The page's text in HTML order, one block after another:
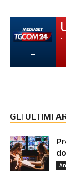
-
-
GLI ULTIMI